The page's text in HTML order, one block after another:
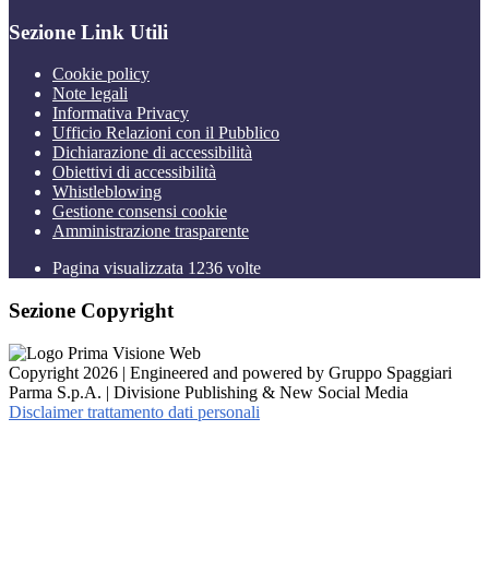
Sezione Link Utili
Cookie policy
Note legali
Informativa Privacy
Ufficio Relazioni con il Pubblico
Dichiarazione di accessibilità
Obiettivi di accessibilità
Whistleblowing
Gestione consensi cookie
Amministrazione trasparente
Pagina visualizzata 1236 volte
Sezione Copyright
Copyright 2026 | Engineered and powered by Gruppo Spaggiari
Parma S.p.A. | Divisione Publishing & New Social Media
Disclaimer trattamento dati personali